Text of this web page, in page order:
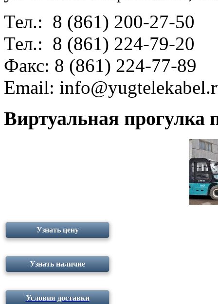
Тел.: 8 (861) 200-27-50
Тел.: 8 (861) 224-79-20
Факс: 8 (861) 224-77-89
Email:
Виртуальная прогулка
Узнать цену
Узнать наличие
Условия доставки